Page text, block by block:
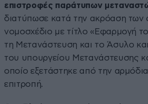
επιστροφές παράτυπων
διατύπωσε κατά την ακρόαση των
νομοσχέδιο με τίτλο «Εφαρμογή
τη Μετανάστευση και το Άσυλο και
του υπουργείου Μετανάστευσης
οποίο εξετάστηκε από την
επιτροπή.